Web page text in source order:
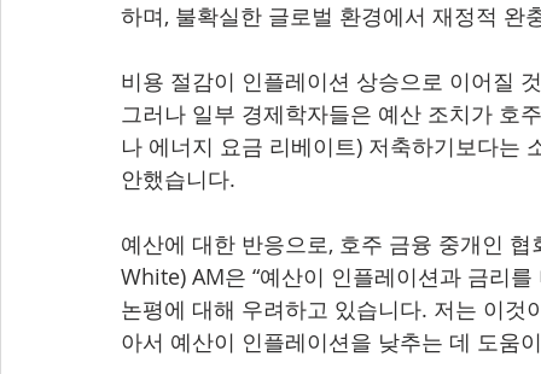
하며, 불확실한 글로벌 환경에서 재정적
비용 절감이 인플레이션 상승으로 이어질
그러나 일부 경제학자들은 예산 조치가 호
나 에너지 요금 리베이트) 저축하기보다는
안했습니다.
예산에 대한 반응으로, 호주 금융 중개인
White) AM은 “예산이 인플레이션과 금리
논평에 대해 우려하고 있습니다. 저는 이
아서 예산이 인플레이션을 낮추는 데 도움